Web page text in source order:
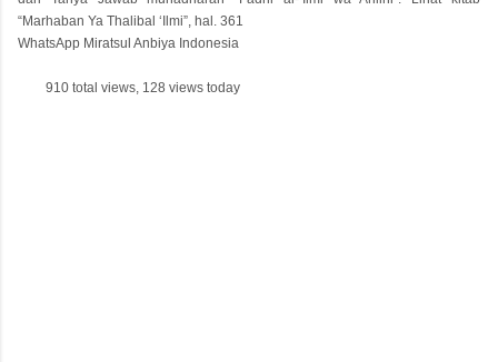
“Marhaban Ya Thalibal ‘Ilmi”, hal. 361
WhatsApp Miratsul Anbiya Indonesia
910 total views, 128 views today